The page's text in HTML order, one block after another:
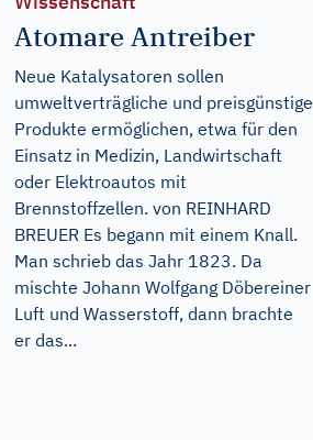
Atomare Antreiber
Neue Katalysatoren sollen
umweltverträgliche und preisgünstige
Produkte ermöglichen, etwa für den
Einsatz in Medizin, Landwirtschaft
oder Elektroautos mit
Brennstoffzellen. von REINHARD
BREUER Es begann mit einem Knall.
Man schrieb das Jahr 1823. Da
mischte Johann Wolfgang Döbereiner
Luft und Wasserstoff, dann brachte
er das...